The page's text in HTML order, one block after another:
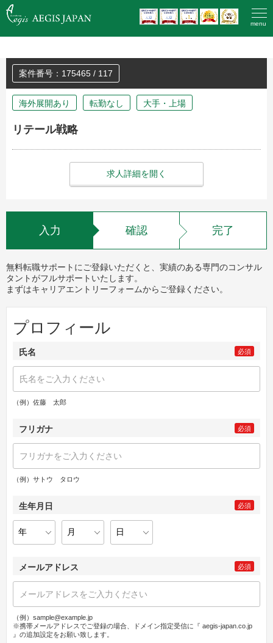
menu
HOME
案件番号：175465 / 117
海外展開あり 転勤なし 大手・上場
リテール戦略
求人詳細を開く
入力 確認 完了
無料転職サポートにご登録いただくと、実績のある専門のコンサル
タントがフルサポートいたします。
まずはキャリアエントリーフォームからご登録ください。
プロフィール
氏名 必須
（例）佐藤 太郎
フリガナ 必須
（例）サトウ タロウ
生年月日 必須
メールアドレス 必須
（例）sample@example.jp
※携帯メールアドレスでご登録の場合、ドメイン指定受信に『 aegis-japan.co.jp
』の追加設定をお願い致します。